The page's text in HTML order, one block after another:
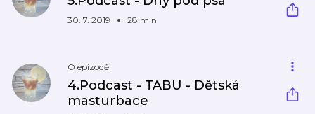
30. 7. 2019 28 min
O epizodě
4.Podcast - TABU - Dětská
masturbace